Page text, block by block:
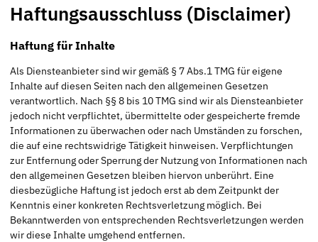
Haftungsausschluss (Disclaimer)
Haftung für Inhalte
Als Diensteanbieter sind wir gemäß § 7 Abs.1 TMG für eigene
Inhalte auf diesen Seiten nach den allgemeinen Gesetzen
verantwortlich. Nach §§ 8 bis 10 TMG sind wir als Diensteanbieter
jedoch nicht verpflichtet, übermittelte oder gespeicherte fremde
Informationen zu überwachen oder nach Umständen zu forschen,
die auf eine rechtswidrige Tätigkeit hinweisen. Verpflichtungen
zur Entfernung oder Sperrung der Nutzung von Informationen nach
den allgemeinen Gesetzen bleiben hiervon unberührt. Eine
diesbezügliche Haftung ist jedoch erst ab dem Zeitpunkt der
Kenntnis einer konkreten Rechtsverletzung möglich. Bei
Bekanntwerden von entsprechenden Rechtsverletzungen werden
wir diese Inhalte umgehend entfernen.